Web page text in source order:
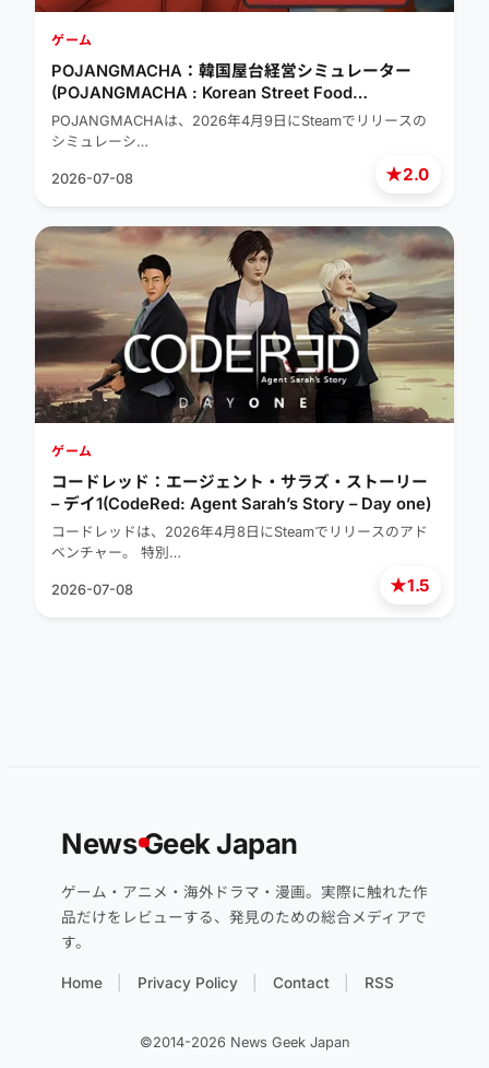
★2.0
ゲーム
POJANGMACHA：韓国屋台経営シミュレーター
(POJANGMACHA : Korean Street Food
Management Simulator)
POJANGMACHAは、2026年4月9日にSteamでリリースの
シミュレーシ…
2026-07-08
★1.5
ゲーム
コードレッド：エージェント・サラズ・ストーリー
– デイ1(CodeRed: Agent Sarah’s Story – Day one)
コードレッドは、2026年4月8日にSteamでリリースのアド
ベンチャー。 特別…
2026-07-08
NewsGeek Japan
ゲーム・アニメ・海外ドラマ・漫画。実際に触れた作
品だけをレビューする、発見のための総合メディアで
す。
Home Privacy Policy Contact RSS
©2014-2026 News Geek Japan